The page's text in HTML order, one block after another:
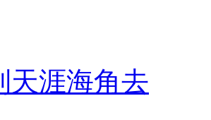
天涯海角去